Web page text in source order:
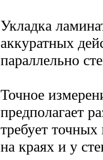
Укладка
аккуратных
параллельно
Точное
предполагает
требует
на краях и у